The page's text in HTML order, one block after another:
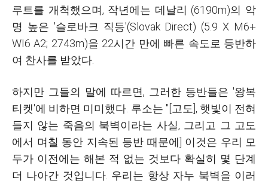
루트를 개척했으며, 작년에는 데날리 (6190m)의 악
명 높은 '슬로바크 직등'(Slovak Direct) (5.9 X M6+
WI6 A2; 2743m)을 22시간 만에 빠른 속도로 등반하
여 찬사를 받았다.
하지만 그들의 말에 따르면, 그러한 등반들은 '왕복
티켓'에 비하면 미미했다. 루소는 "[고도], 햇빛이 전혀
들지 않는 죽음의 북벽이라는 사실, 그리고 그 고도
에서 며칠 동안 지속된 등반 때문에] 이것은 우리 모
두가 이전에는 해본 적 없는 것보다 확실히 몇 단계
더 나아간 것입니다. 우리는 항상 자누 북벽을 이러